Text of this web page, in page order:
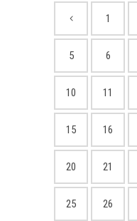
1
5 6
10 11
15 16
20 21
25 26